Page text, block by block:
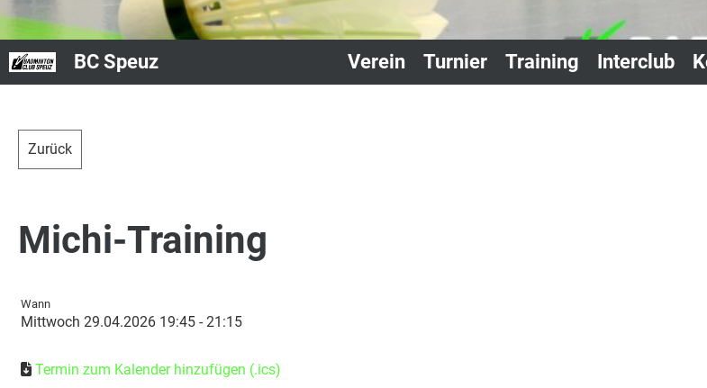
BC Speuz Verein Turnier Training Interclub
Zurück
Michi-Training
Wann
Mittwoch 29.04.2026 19:45 - 21:15
Termin zum Kalender hinzufügen (.ics)